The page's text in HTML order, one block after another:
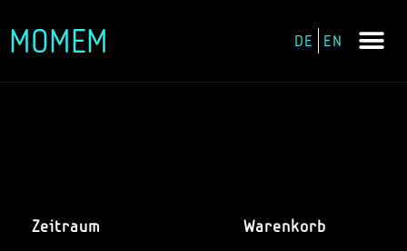
Zum
MOMEM DE EN
Zeitraum Warenkorb